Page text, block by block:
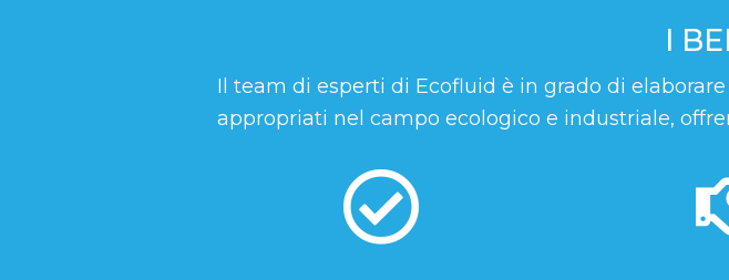
I
Il team di esperti di Ecofluid è in grado di
appropriati nel campo ecologico e industriale,